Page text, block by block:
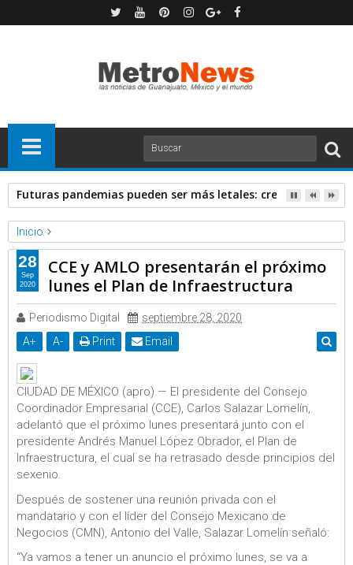
Futuras pandemias pueden ser más letales: creadora de
Inicio
Proceso
CCE y AMLO presentarán el próximo lunes el Plan de
Infraestructura
CCE y AMLO presentarán el próximo
lunes el Plan de Infraestructura
Periodismo Digital
septiembre 28, 2020
A+ A- Print Email
CIUDAD DE MÉXICO (apro).— El presidente del Consejo
Coordinador Empresarial (CCE), Carlos Salazar Lomelín,
adelantó que el próximo lunes presentará junto con el
presidente Andrés Manuel López Obrador, el Plan de
Infraestructura, el cual se ha retrasado desde principios del
sexenio.
Después de sostener una reunión privada con el
mandatario y con el líder del Consejo Mexicano de
Negocios (CMN), Antonio del Valle, Salazar Lomelín señaló:
“Ya vamos a tener un anuncio el próximo lunes, se va a
28
Sep
2020